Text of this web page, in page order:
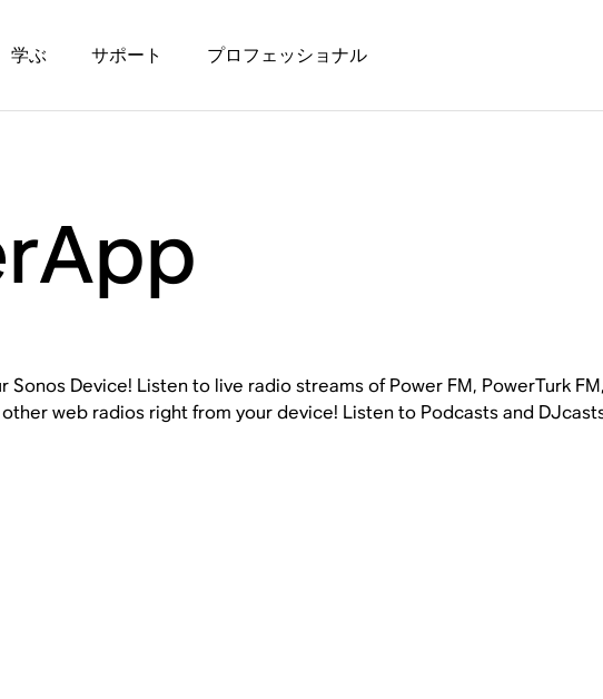
学ぶ サポート プロフェッショナル
Sonos Device! Listen to live radio streams of Power FM, PowerTurk
web radios right from your device! Listen to Podcasts and